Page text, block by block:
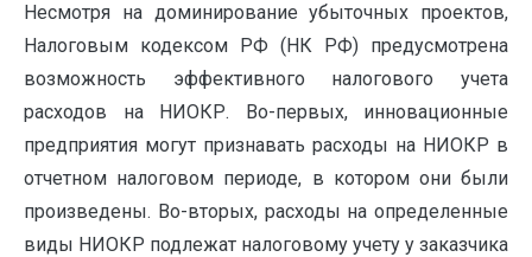
Несмотря на доминирование убыточных проектов,
Налоговым кодексом РФ (НК РФ) предусмотрена
возможность эффективного налогового учета
расходов на НИОКР. Во-первых, инновационные
предприятия могут признавать расходы на НИОКР в
отчетном налоговом периоде, в котором они были
произведены. Во-вторых, расходы на определенные
виды НИОКР подлежат налоговому учету у заказчика